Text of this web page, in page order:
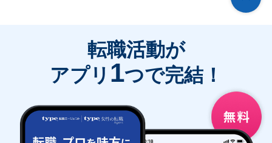
転職活動が
アプリ 1つで完結！